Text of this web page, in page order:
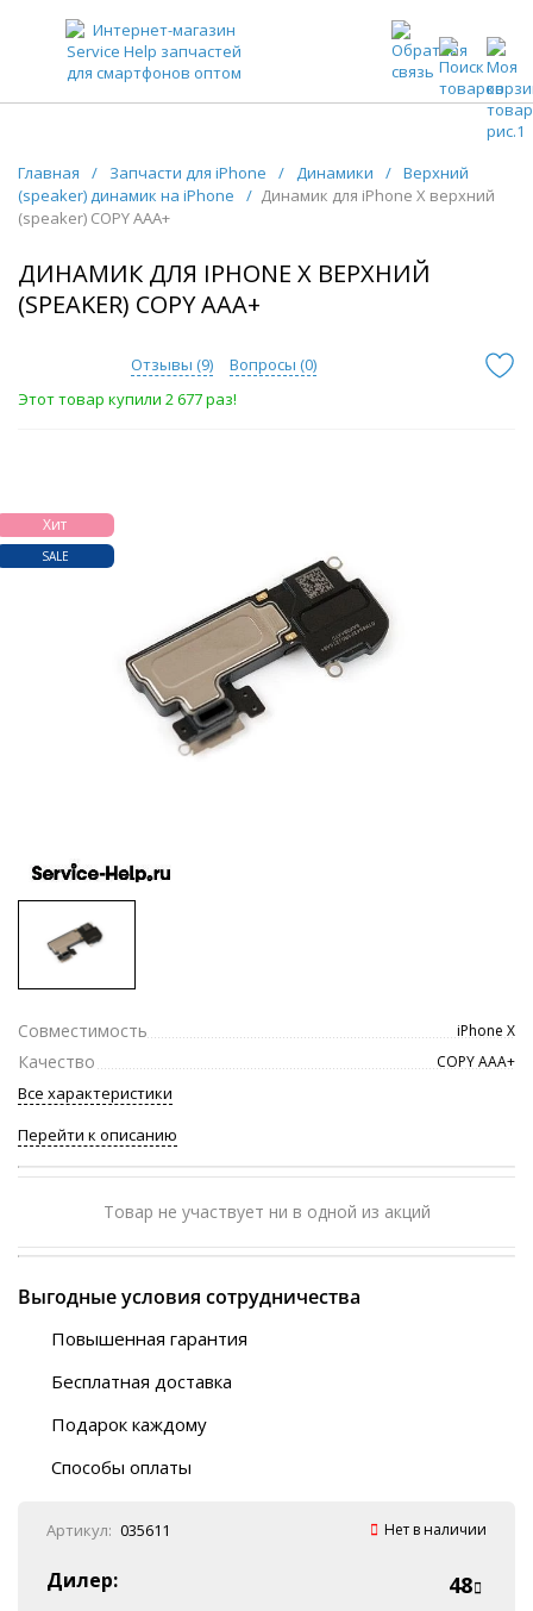
ЗАПЧАСТИ ДЛЯ ТЕЛЕФОНОВ ОПТОМ
Главная / Запчасти для iPhone / Динамики / Верхний
(speaker) динамик на iPhone
/ Динамик для iPhone Х верхний
(speaker) COPY AAA+
ДИНАМИК ДЛЯ IPHONE Х ВЕРХНИЙ
(SPEAKER) COPY AAA+
Отзывы (9) Вопросы (0)
Этот товар купили 2 677 раз!
Хит
SALE
Совместимость iPhone X
Качество COPY ААА+
Все характеристики
Перейти к описанию
Товар не участвует ни в одной из акций
Выгодные условия сотрудничества
Повышенная гарантия
Бесплатная доставка
Автобусы (по ЮФО)
“BlaBlaCar” (по ЮФО)
Подарок каждому
Способы оплаты
Наличные
Эквайринг
Оплата на P/C
Артикул: 035611 Нет в наличии
Дилер: 48